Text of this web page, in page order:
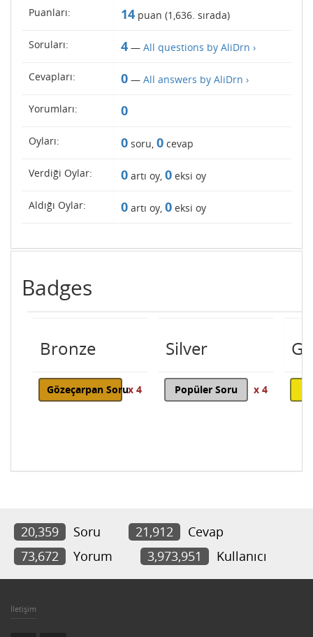
Puanları: 14 puan (1,636. sırada)
Soruları: 4 — All questions by AliDrn ›
Cevapları: 0 — All answers by AliDrn ›
Yorumları: 0
Oyları: 0 soru, 0 cevap
Verdiği Oylar: 0 artı oy, 0 eksi oy
Aldığı Oylar: 0 artı oy, 0 eksi oy
Badges
Bronze
Gözeçarpan Sorux 4
Silver
Popüler Soru x 4
20,359 Soru 21,912
Cevap
73,672
Yorum 3,973,951 Kullanıcı
İletişim